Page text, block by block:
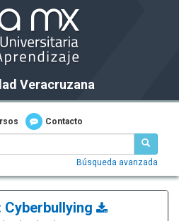
Veracruzana
Contacto
Búsqueda avanzada